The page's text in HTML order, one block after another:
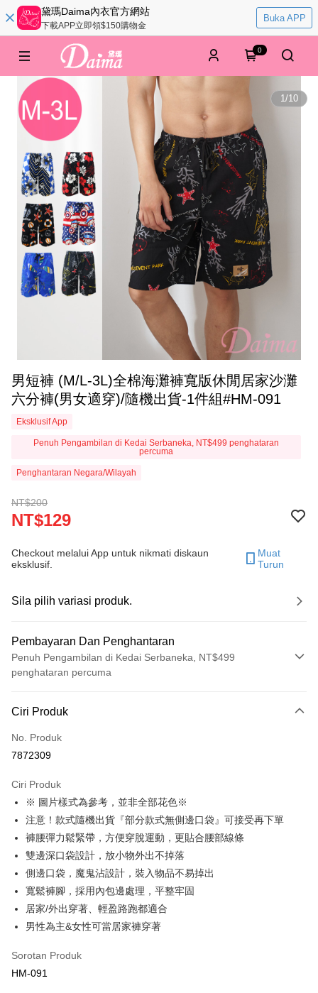
黛瑪Daima內衣官方網站
下載APP立即領$150購物金
Buka APP
0
1/10
男短褲 (M/L-3L)全棉海灘褲寬版休閒居家沙灘
六分褲(男女適穿)/隨機出貨-1件組#HM-091
Eksklusif App
Penuh Pengambilan di Kedai Serbaneka, NT$499 penghataran
percuma
Penghantaran Negara/Wilayah
NT$200
NT$129
Checkout melalui App untuk nikmati diskaun
eksklusif.
Muat
Turun
Sila pilih variasi produk.
Pembayaran Dan Penghantaran
Penuh Pengambilan di Kedai Serbaneka, NT$499
penghataran percuma
Kad Kredit (Bayaran Penuh)
Pengambilan di Kedai Serbaneka
Apple Pay
JKOPAY
Easy Wallet
Plus PAY
[Terma Penggunaan untuk OP Pay Later]
Perkhidmatan ini disediakan oleh Taiwan Mobile dan tersedia untuk
pengguna Taiwan Mobile tanpa memerlukan permohonan tambahan.
Deskripsi
Pertama, Mengenai Perkhidmatan AFTEE Beli Sekarang Bayar Kemudian
Ciri Produk
No. Produk
7872309
Ciri Produk
※ 圖片樣式為參考，並非全部花色※
注意！款式隨機出貨『部分款式無側邊口袋』可接受再下單
褲腰彈力鬆緊帶，方便穿脫運動，更貼合腰部線條
雙邊深口袋設計，放小物外出不掉落
側邊口袋，魔鬼沾設計，裝入物品不易掉出
寬鬆褲腳，採用內包邊處理，平整牢固
居家/外出穿著、輕盈路跑都適合
男性為主&女性可當居家褲穿著
Sorotan Produk
HM-091